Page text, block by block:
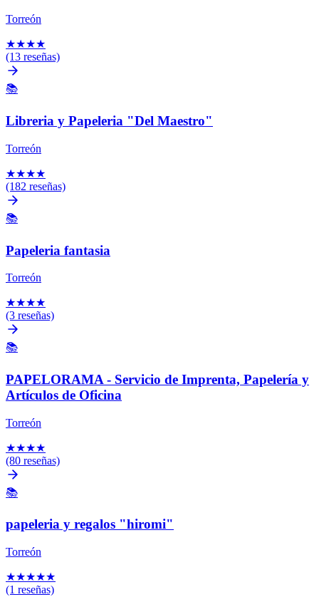
Torreón
★★★★
(13 reseñas)
📚
Libreria y Papeleria "Del Maestro"
Torreón
★★★★
(182 reseñas)
📚
Papeleria fantasia
Torreón
★★★★
(3 reseñas)
📚
PAPELORAMA - Servicio de Imprenta, Papelería y
Artículos de Oficina
Torreón
★★★★
(80 reseñas)
📚
papeleria y regalos "hiromi"
Torreón
★★★★★
(1 reseñas)